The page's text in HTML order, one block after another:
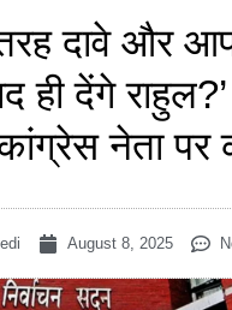
दावे और
ही देंगे
नेता पर
August 8, 2025